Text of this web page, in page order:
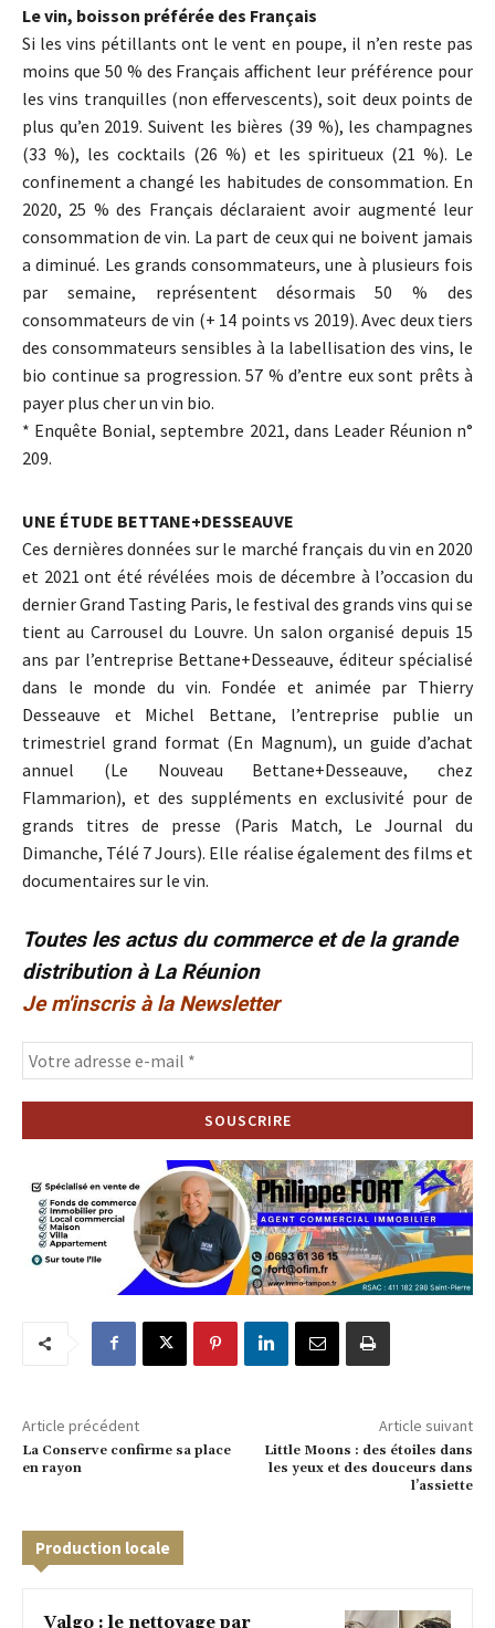
Le vin, boisson préférée des Français
Si les vins pétillants ont le vent en poupe, il n’en reste pas
moins que 50 % des Français affichent leur préférence pour
les vins tranquilles (non effervescents), soit deux points de
plus qu’en 2019. Suivent les bières (39 %), les champagnes
(33 %), les cocktails (26 %) et les spiritueux (21 %). Le
confinement a changé les habitudes de consommation. En
2020, 25 % des Français déclaraient avoir augmenté leur
consommation de vin. La part de ceux qui ne boivent jamais
a diminué. Les grands consommateurs, une à plusieurs fois
par semaine, représentent désormais 50 % des
consommateurs de vin (+ 14 points vs 2019). Avec deux tiers
des consommateurs sensibles à la labellisation des vins, le
bio continue sa progression. 57 % d’entre eux sont prêts à
payer plus cher un vin bio.
* Enquête Bonial, septembre 2021, dans Leader Réunion n°
209.
UNE ÉTUDE BETTANE+DESSEAUVE
Ces dernières données sur le marché français du vin en 2020
et 2021 ont été révélées mois de décembre à l’occasion du
dernier Grand Tasting Paris, le festival des grands vins qui se
tient au Carrousel du Louvre. Un salon organisé depuis 15
ans par l’entreprise Bettane+Desseauve, éditeur spécialisé
dans le monde du vin. Fondée et animée par Thierry
Desseauve et Michel Bettane, l’entreprise publie un
trimestriel grand format (En Magnum), un guide d’achat
annuel (Le Nouveau Bettane+Desseauve, chez
Flammarion), et des suppléments en exclusivité pour de
grands titres de presse (Paris Match, Le Journal du
Dimanche, Télé 7 Jours). Elle réalise également des films et
documentaires sur le vin.
Toutes les actus du commerce et de la grande
distribution à La Réunion
Je m'inscris à la Newsletter
Article précédent
La Conserve confirme sa place
en rayon
Article suivant
Little Moons : des étoiles dans
les yeux et des douceurs dans
l’assiette
Production locale
Valgo : le nettoyage par